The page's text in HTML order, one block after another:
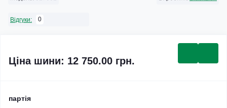
Відгуки: 0
Ціна шини: 12 750.00 грн.
партія